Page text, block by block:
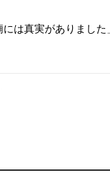
は真実がありました